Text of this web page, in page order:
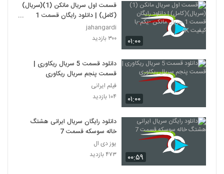
۰۱:۰۰
قسمت اول سریال مانکن (1)(سریال)
(کامل) | دانلود رایگان قسمت 1
سریال مانکن -یکم-با کیفیت 4K
jahangardi
۳۰۰ بازدید
۰۱:۰۰
دانلود قسمت 5 سریال ریکاوری |
قسمت پنجم سریال ریکاوری
فیلم ایرانی
۱۰۴ بازدید
۰۰:۵۹
دانلود رایگان سریال ایرانی هشتگ
خاله سوسکه قسمت 7
یوز دی ال
۴۷۳ بازدید